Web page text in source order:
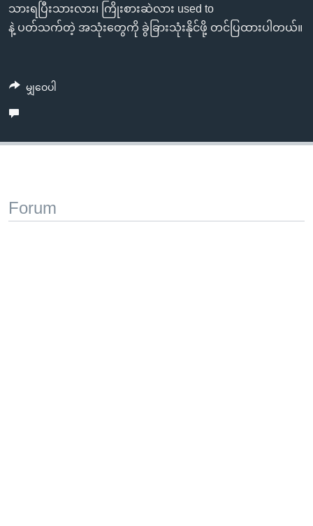
ရန်
ရှာဖွေ
သို့
ရန်
ဘာသာစကားများ
သားရပြီးသားလား၊ ကြိုးစားဆဲလား used to
နဲ့ ပတ်သက်တဲ့ အသုံးတွေကို ခွဲခြားသုံးနိုင်ဖို့ တင်ပြထားပါတယ်။
မျှဝေပါ
Forum